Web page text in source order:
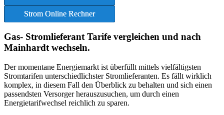
Strom Online Rechner
Gas- Stromlieferant Tarife vergleichen und nach
Mainhardt wechseln.
Der momentane Energiemarkt ist überfüllt mittels vielfältigsten
Stromtarifen unterschiedlichster Stromlieferanten. Es fällt wirklich
komplex, in diesem Fall den Überblick zu behalten und sich einen
passendsten Versorger herauszusuchen, um durch einen
Energietarifwechsel reichlich zu sparen.